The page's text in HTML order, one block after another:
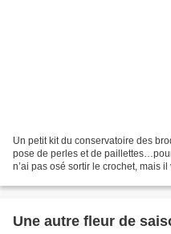
Un petit kit du conservatoire des
pose de perles et de
n’ai pas osé sortir le crochet,
Une autre fleur de